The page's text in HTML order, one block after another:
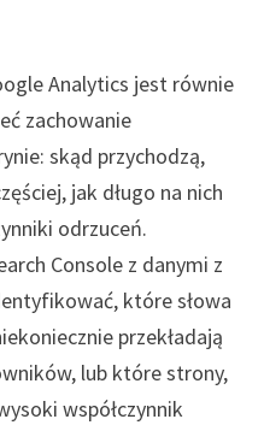
Analytics jest równie
zachowanie
skąd przychodzą,
jak długo na nich
odrzuceń.
Console z danymi z
które słowa
przekładają
lub które strony,
współczynnik